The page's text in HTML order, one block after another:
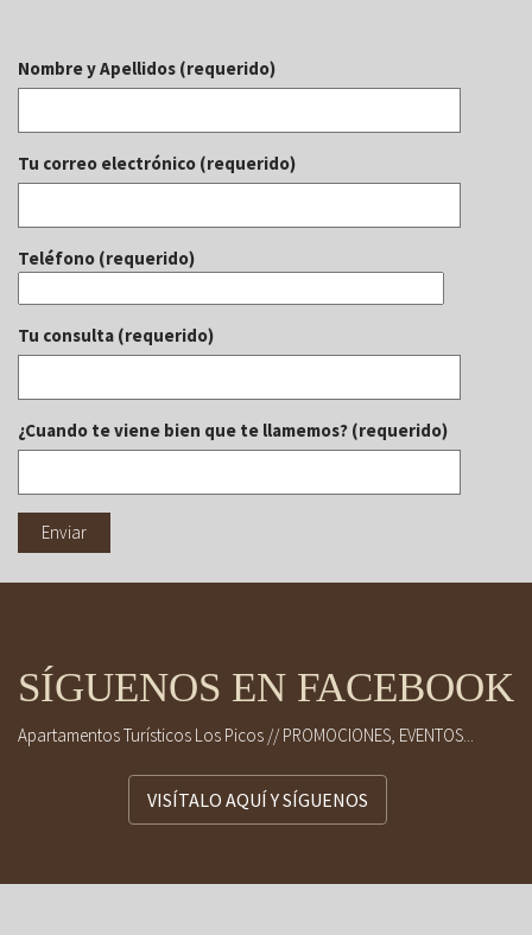
Nombre y Apellidos (requerido)
Tu correo electrónico (requerido)
Teléfono (requerido)
Tu consulta (requerido)
¿Cuando te viene bien que te llamemos? (requerido)
SÍGUENOS EN FACEBOOK
Apartamentos Turísticos Los Picos // PROMOCIONES, EVENTOS...
VISÍTALO AQUÍ Y SÍGUENOS